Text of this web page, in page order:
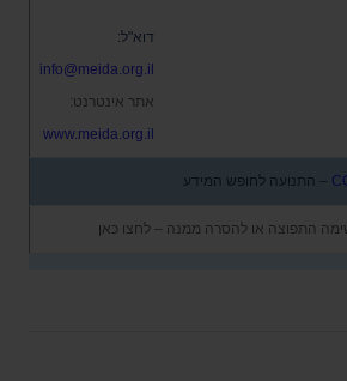
דוא"ל:
info@meida.org.il
אתר אינטרנט:
www.meida.org.il
– התנועה לחופש המידע
התפוצה או להסרה ממנה – לחצו כאן